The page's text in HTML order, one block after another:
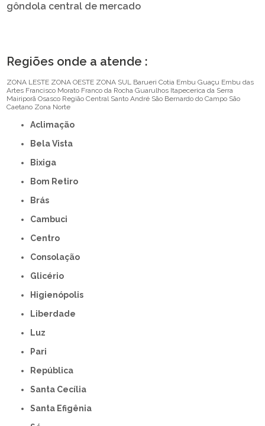
gôndola central de mercado
Regiões onde a atende :
ZONA LESTE ZONA OESTE ZONA SUL Barueri Cotia Embu Guaçu Embu das
Artes Francisco Morato Franco da Rocha Guarulhos Itapecerica da Serra
Mairiporã Osasco Região Central Santo André São Bernardo do Campo São
Caetano Zona Norte
Aclimação
Bela Vista
Bixiga
Bom Retiro
Brás
Cambuci
Centro
Consolação
Glicério
Higienópolis
Liberdade
Luz
Pari
República
Santa Cecília
Santa Efigênia